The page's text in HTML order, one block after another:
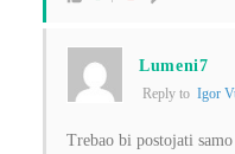
Lumeni7
Reply to Igor
Trebao bi postojati